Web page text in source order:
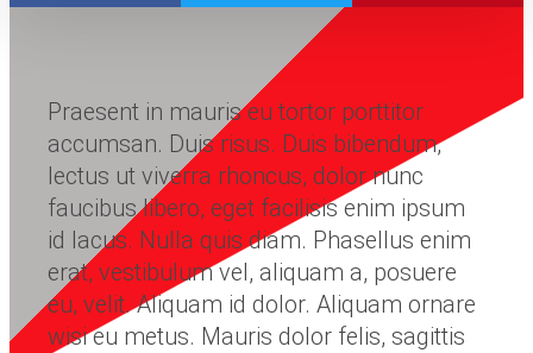
Praesent in mauris eu tortor porttitor
accumsan. Duis risus. Duis bibendum,
lectus ut viverra rhoncus, dolor nunc
faucibus libero, eget facilisis enim ipsum
id lacus. Nulla quis diam. Phasellus enim
erat, vestibulum vel, aliquam a, posuere
eu, velit. Aliquam id dolor. Aliquam ornare
wisi eu metus. Mauris dolor felis, sagittis